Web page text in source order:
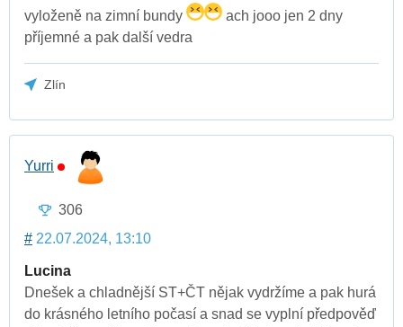
vyloženě na zimní bundy
ach jooo jen 2 dny
příjemné a pak další vedra
Zlín
Yurri
306
# 22.07.2024, 13:10
Lucina
Dnešek a chladnější ST+ČT nějak vydržíme a pak hurá
do krásného letního počasí a snad se vyplní předpověď